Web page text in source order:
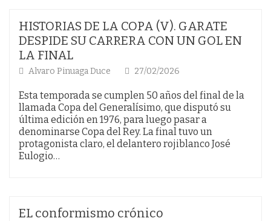
HISTORIAS DE LA COPA (V). GARATE
DESPIDE SU CARRERA CON UN GOL EN
LA FINAL
Alvaro Pinuaga Duce 27/02/2026
Esta temporada se cumplen 50 años del final de la
llamada Copa del Generalísimo, que disputó su
última edición en 1976, para luego pasar a
denominarse Copa del Rey. La final tuvo un
protagonista claro, el delantero rojiblanco José
Eulogio…
EL conformismo crónico